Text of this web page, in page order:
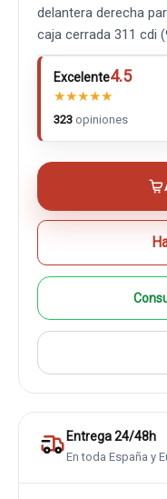
delantera derecha
caja cerrada 311 cdi
Excelente4.5
★★★★★
323 opiniones
Entrega 24/48h
En toda España y